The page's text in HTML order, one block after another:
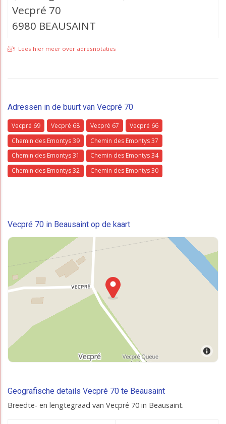
Vecpré 70
6980 BEAUSAINT
Lees hier meer over adresnotaties
Adressen in de buurt van Vecpré 70
Vecpré 69 Vecpré 68 Vecpré 67
Vecpré 66
Chemin des Emontys 39
Chemin des Emontys 37
Chemin des Emontys 31
Chemin des Emontys 34
Chemin des Emontys 32
Chemin des Emontys 30
Vecpré 70 in Beausaint op de kaart
Geografische details Vecpré 70 te Beausaint
Breedte- en lengtegraad van Vecpré 70 in Beausaint.